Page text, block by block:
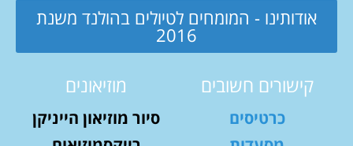
אודותינו - המומחים לטיולים בהולנד משנת
2016
קישורים חשובים
כרטיסים
מוזיאונים
סיור מוזיאון הייניקן